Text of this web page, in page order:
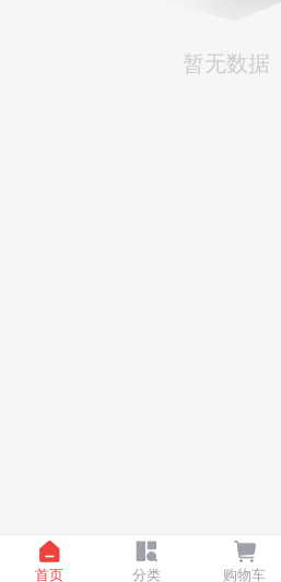
暂无数据
首页 分类 购物车